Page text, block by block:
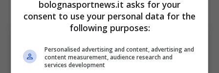
bolognasportnews.it asks for your
consent to use your personal data for the
following purposes:
Personalised advertising and content, advertising and
content measurement, audience research and
services development